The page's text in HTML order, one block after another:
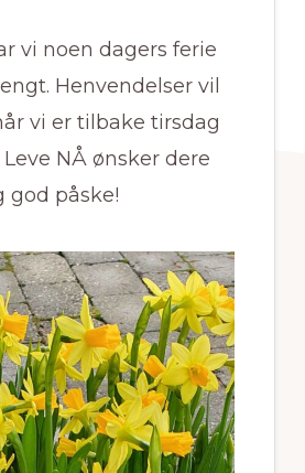
vi noen dagers ferie
Henvendelser vil
vi er tilbake tirsdag
Leve NÅ ønsker dere
god påske!